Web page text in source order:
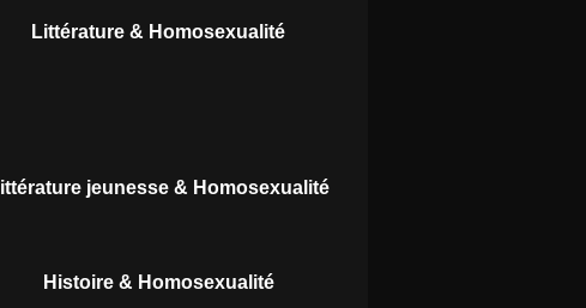
Littérature & Homosexualité
jeunesse & Homosexualité
Histoire & Homosexualité